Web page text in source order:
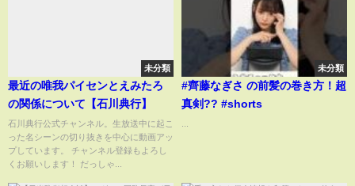
未分類
最近の唯我パイセンとえみたろ
の関係について【石川典行】
石川典行公式チャンネル。生放送中に起こ
った名シーンの切り抜きを中心に動画アッ
プしています。 チャンネル登録もよろし
くお願いします！ だっしゃ...
未分類
#齊藤なぎさ の前髪の巻き方！超
真剣?? #shorts